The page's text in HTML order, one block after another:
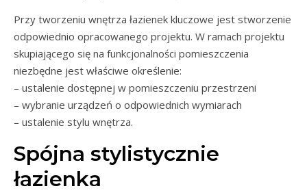
Przy tworzeniu wnętrza łazienek kluczowe jest stworzenie
odpowiednio opracowanego projektu. W ramach projektu
skupiającego się na funkcjonalności pomieszczenia
niezbędne jest właściwe określenie:
– ustalenie dostępnej w pomieszczeniu przestrzeni
– wybranie urządzeń o odpowiednich wymiarach
– ustalenie stylu wnętrza.
Spójna stylistycznie
łazienka